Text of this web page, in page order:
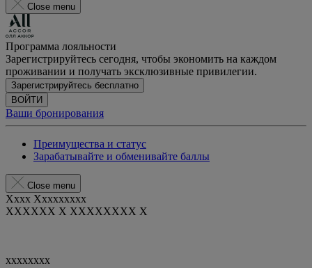
Close menu
Программа лояльности
Зарегистрируйтесь сегодня, чтобы экономить на каждом
проживании и получать эксклюзивные привилегии.
Зарегистрируйтесь бесплатно
ВОЙТИ
Ваши бронирования
Преимущества и статус
Зарабатывайте и обменивайте баллы
Close menu
Xxxx Xxxxxxxxx
XXXXXX X XXXXXXXX X
xxxxxxxx